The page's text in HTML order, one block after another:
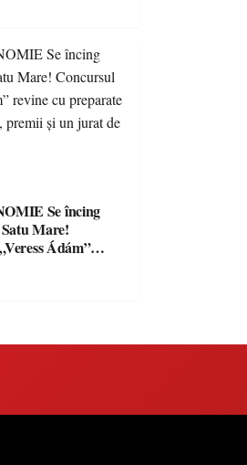
Se încing
Mare!
Ádám”
premii și un jurat